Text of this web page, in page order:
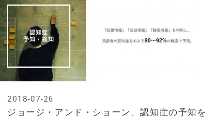
ジョージ・アンド・ショーン、認知症の予知を
2018-07-26